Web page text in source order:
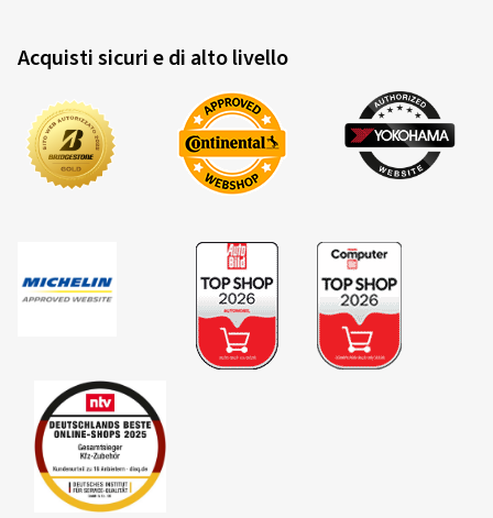
Acquisti sicuri e di alto livello